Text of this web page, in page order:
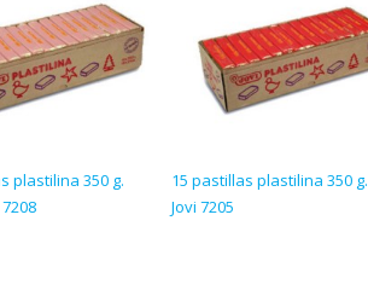
plastilina 350 g.
15 pastillas plastilina 350
Jovi 7205